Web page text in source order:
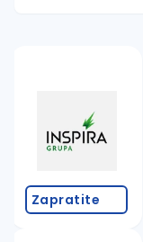
Takođe
proverite
promenite
Zapratite